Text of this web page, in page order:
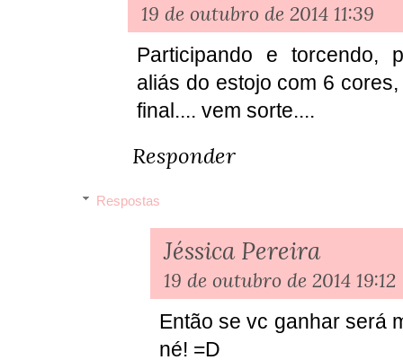
19 de outubro de 2014 11:39
Participando e torcendo,
aliás do estojo com 6
final.... vem sorte....
Responder
Respostas
Jéssica Pereira
19 de outubro de 2014 19:12
Então se vc ganhar será
né! =D